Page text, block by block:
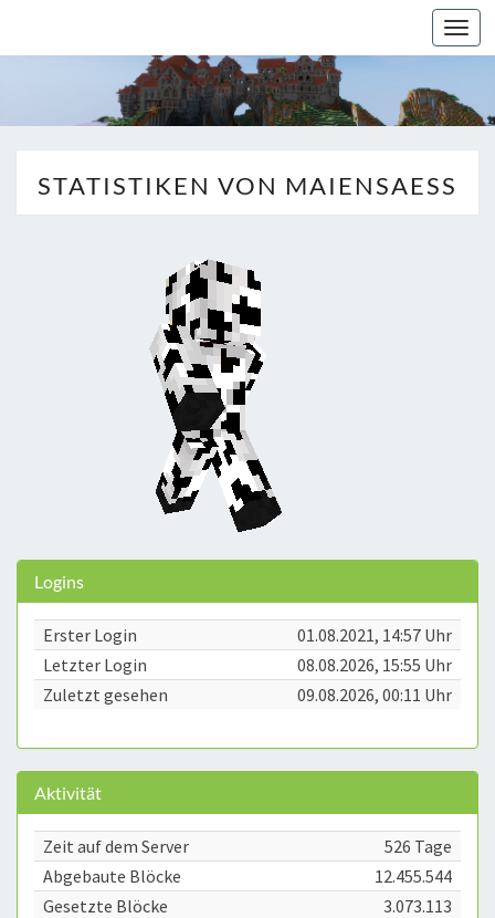
STATISTIKEN VON MAIENSAESS
Logins
Erster Login
01.08.2021, 14:57 Uhr
Letzter Login
08.08.2026, 15:55 Uhr
Zuletzt gesehen
09.08.2026, 00:11 Uhr
Aktivität
Zeit auf dem Server
526 Tage
Abgebaute Blöcke
12.455.544
Gesetzte Blöcke
3.073.113